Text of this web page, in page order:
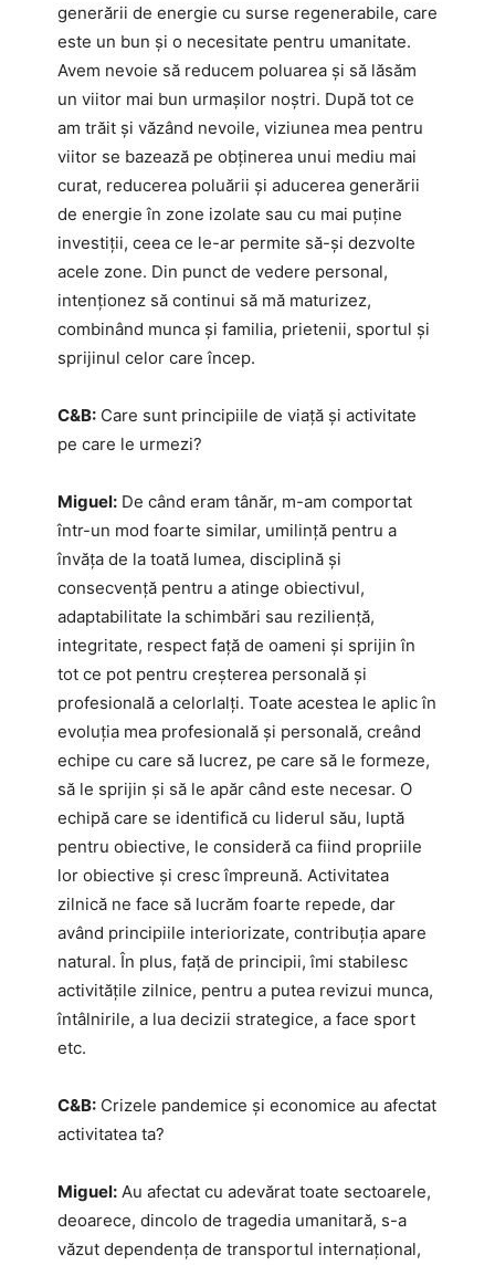
generării de energie cu surse regenerabile, care
este un bun și o necesitate pentru umanitate.
Avem nevoie să reducem poluarea și să lăsăm
un viitor mai bun urmașilor noștri. După tot ce
am trăit și văzând nevoile, viziunea mea pentru
viitor se bazează pe obținerea unui mediu mai
curat, reducerea poluării și aducerea generării
de energie în zone izolate sau cu mai puține
investiții, ceea ce le-ar permite să-și dezvolte
acele zone. Din punct de vedere personal,
intenționez să continui să mă maturizez,
combinând munca și familia, prietenii, sportul și
sprijinul celor care încep.
C&B: Care sunt principiile de viață și activitate
pe care le urmezi?
Miguel: De când eram tânăr, m-am comportat
într-un mod foarte similar, umilință pentru a
învăța de la toată lumea, disciplină și
consecvență pentru a atinge obiectivul,
adaptabilitate la schimbări sau reziliență,
integritate, respect față de oameni și sprijin în
tot ce pot pentru creșterea personală și
profesională a celorlalți. Toate acestea le aplic în
evoluția mea profesională și personală, creând
echipe cu care să lucrez, pe care să le formeze,
să le sprijin și să le apăr când este necesar. O
echipă care se identifică cu liderul său, luptă
pentru obiective, le consideră ca fiind propriile
lor obiective și cresc împreună. Activitatea
zilnică ne face să lucrăm foarte repede, dar
având principiile interiorizate, contribuția apare
natural. În plus, față de principii, îmi stabilesc
activitățile zilnice, pentru a putea revizui munca,
întâlnirile, a lua decizii strategice, a face sport
etc.
C&B: Crizele pandemice și economice au afectat
activitatea ta?
Miguel: Au afectat cu adevărat toate sectoarele,
deoarece, dincolo de tragedia umanitară, s-a
văzut dependența de transportul internațional,